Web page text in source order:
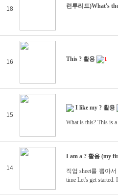
18 런투리드)What's
16 This ? 활용 1
15
I like my ? 활용
What is this? This is
14
I am a ? 활용 (my
직업 sheet를 뽑아서
time Let's get started.